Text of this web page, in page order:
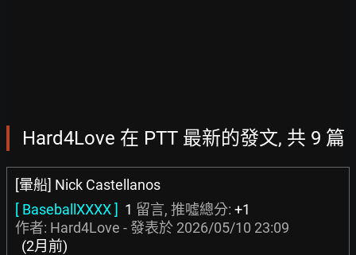
Hard4Love 在 PTT 最新的發文, 共 9 篇
[暈船] Nick Castellanos
[ BaseballXXXX ] 1 留言, 推噓總分: +1
作者: Hard4Love - 發表於 2026/05/10 23:09
(2月前)